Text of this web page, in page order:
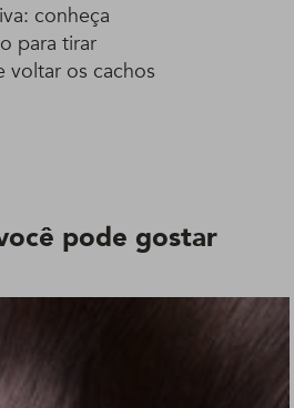
conheça
para tirar
voltar os cachos
pode gostar